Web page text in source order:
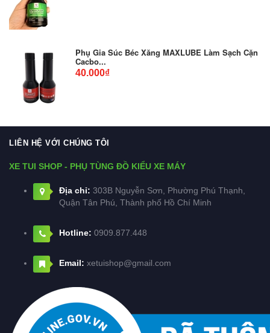
Phụ Gia Súc Béc Xăng MAXLUBE Làm Sạch Cặn
Cacbo...
40.000₫
LIÊN HỆ VỚI CHÚNG TÔI
XE TUI SHOP - PHỤ TÙNG ĐỒ KIỂU XE MÁY
Địa chỉ: 303B Nguyễn Sơn, Phường Phú Thạnh,
Quận Tân Phú, Thành phố Hồ Chí Minh
Hotline: 0909.877.448
Email: xetuishop@gmail.com